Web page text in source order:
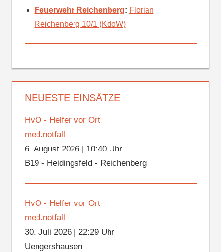
Feuerwehr Reichenberg: Florian
Reichenberg 10/1 (KdoW)
NEUESTE EINSÄTZE
HvO - Helfer vor Ort
med.notfall
6. August 2026| 10:40 Uhr
B19 - Heidingsfeld - Reichenberg
HvO - Helfer vor Ort
med.notfall
30. Juli 2026| 22:29 Uhr
Uengershausen